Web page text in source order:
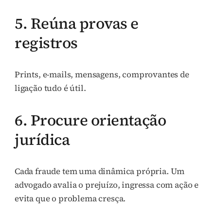
5. Reúna provas e
registros
Prints, e-mails, mensagens, comprovantes de
ligação tudo é útil.
6. Procure orientação
jurídica
Cada fraude tem uma dinâmica própria. Um
advogado avalia o prejuízo, ingressa com ação e
evita que o problema cresça.